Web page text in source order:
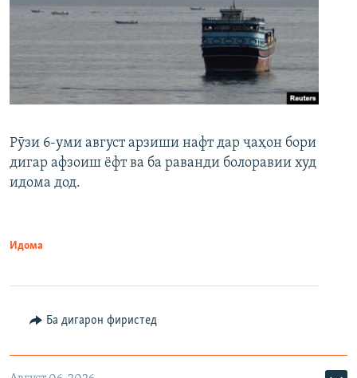
Рӯзи 6-уми август арзиши нафт дар ҷаҳон бори
дигар афзоиш ёфт ва ба раванди болоравии худ
идома дод.
Идома
Ба дигарон фиристед